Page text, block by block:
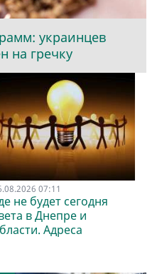
украинцев
на гречку
07:11
не будет сегодня
в Днепре и
Адреса